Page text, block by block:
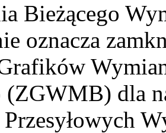
Bieżącego
oznacza
(ZGWMB) dla